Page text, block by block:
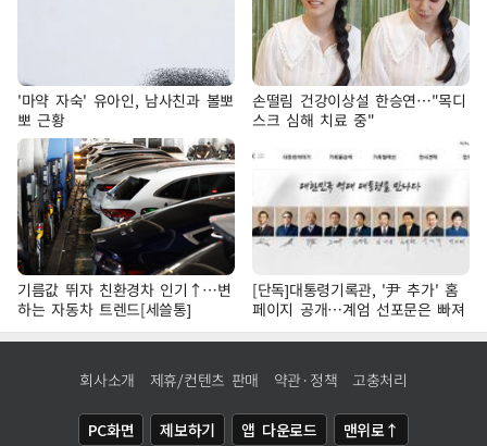
'마약 자숙' 유아인, 남사친과 볼뽀
뽀 근황
손떨림 건강이상설 한승연…"목디
스크 심해 치료 중"
기름값 뛰자 친환경차 인기↑…변
하는 자동차 트렌드[세쓸통]
[단독]대통령기록관, '尹 추가' 홈
페이지 공개…계엄 선포문은 빠져
회사소개 제휴/컨텐츠 판매 약관·정책 고충처리
PC화면 제보하기 앱 다운로드 맨위로↑